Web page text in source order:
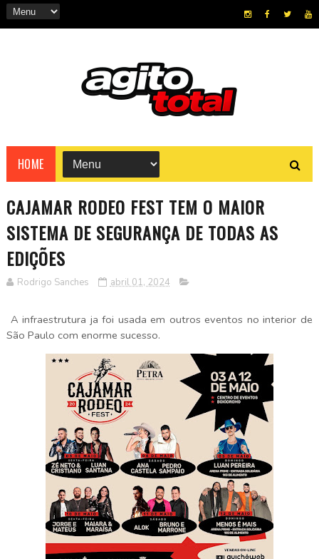
HOME
CAJAMAR RODEO FEST TEM O MAIOR
SISTEMA DE SEGURANÇA DE TODAS AS
EDIÇÕES
Rodrigo Sanches abril 01, 2024
A infraestrutura ja foi usada em outros eventos no interior de
São Paulo com enorme sucesso.